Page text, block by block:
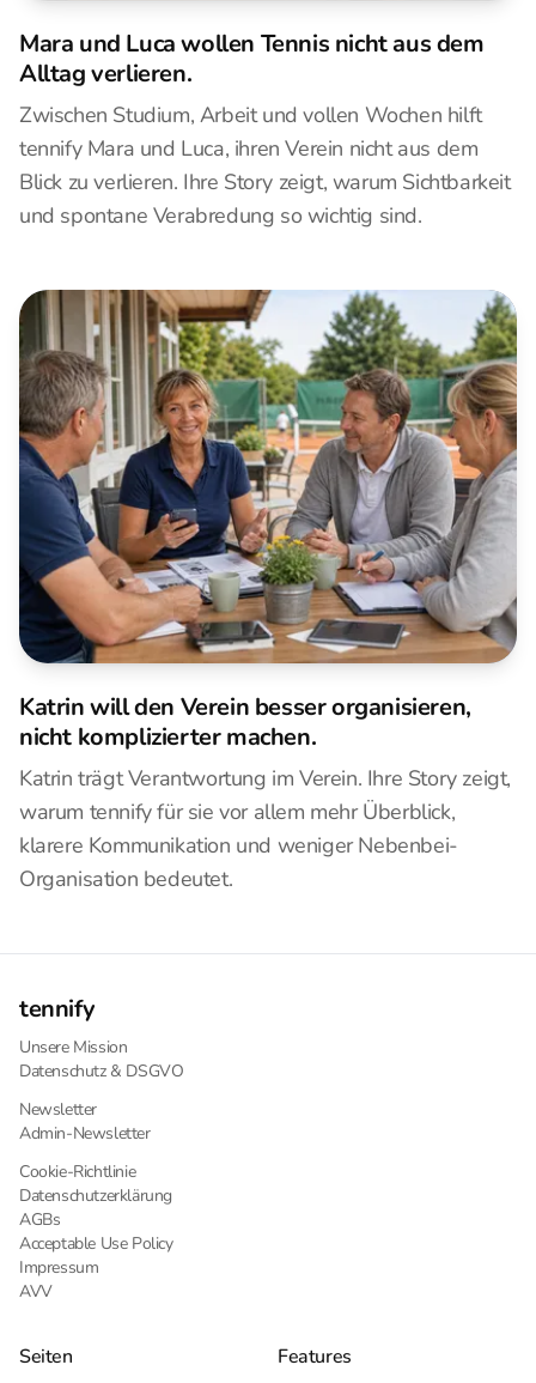
Mara und Luca wollen Tennis nicht aus dem
Alltag verlieren.
Zwischen Studium, Arbeit und vollen Wochen hilft
tennify Mara und Luca, ihren Verein nicht aus dem
Blick zu verlieren. Ihre Story zeigt, warum Sichtbarkeit
und spontane Verabredung so wichtig sind.
Katrin will den Verein besser organisieren,
nicht komplizierter machen.
Katrin trägt Verantwortung im Verein. Ihre Story zeigt,
warum tennify für sie vor allem mehr Überblick,
klarere Kommunikation und weniger Nebenbei-
Organisation bedeutet.
tennify
Unsere Mission
Datenschutz & DSGVO
Newsletter
Admin-Newsletter
Cookie-Richtlinie
Datenschutzerklärung
AGBs
Acceptable Use Policy
Impressum
AVV
Seiten Features